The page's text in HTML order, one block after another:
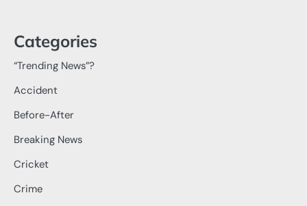
Categories
“Trending News”?
Accident
Before-After
Breaking News
Cricket
Crime